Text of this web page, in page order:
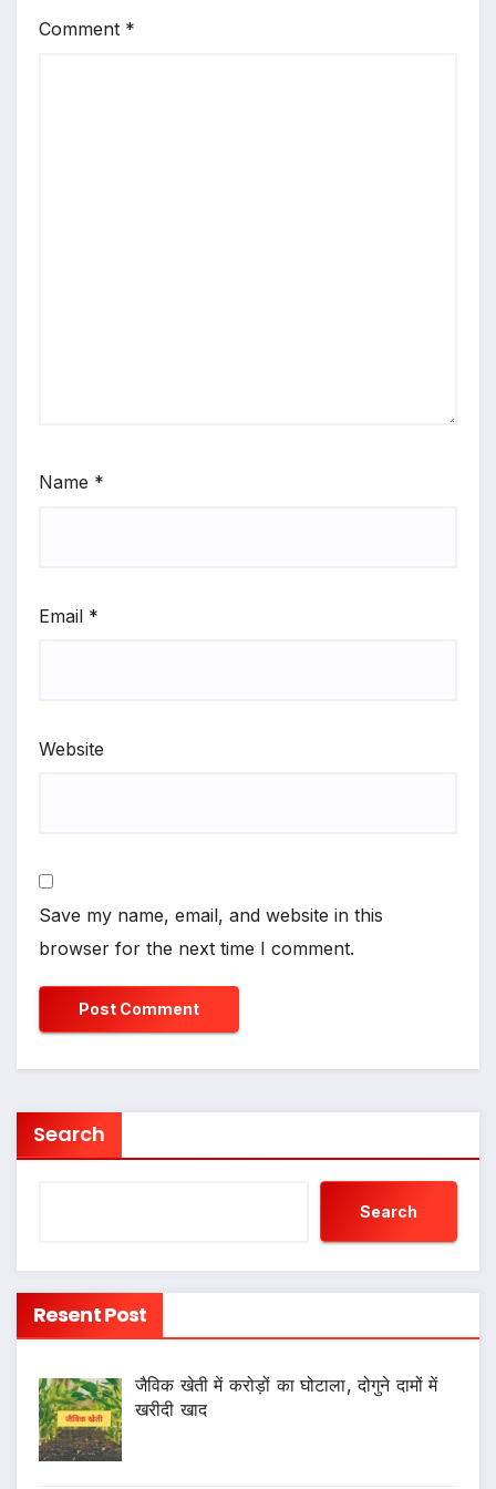
Comment *
Name *
Email *
Website
Save my name, email, and website in this
browser for the next time I comment.
Search
Search
Resent Post
जैविक खेती में करोड़ों का घोटाला, दोगुने दामों में
खरीदी खाद